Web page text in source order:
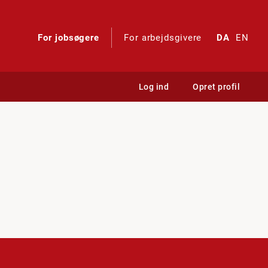
For jobsøgere For arbejdsgivere DA EN
Log ind Opret profil